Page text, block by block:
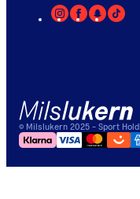
© Milslukern 2025 - Sport